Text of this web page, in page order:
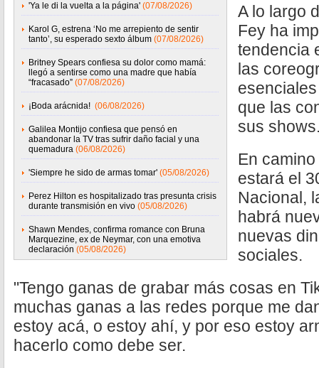
'Ya le di la vuelta a la página' (07/08/2026)
Karol G, estrena ‘No me arrepiento de sentir
tanto’, su esperado sexto álbum (07/08/2026)
Britney Spears confiesa su dolor como mamá:
llegó a sentirse como una madre que había
“fracasado” (07/08/2026)
¡Boda arácnida! (06/08/2026)
Galilea Montijo confiesa que pensó en
abandonar la TV tras sufrir daño facial y una
quemadura (06/08/2026)
'Siempre he sido de armas tomar' (05/08/2026)
Perez Hilton es hospitalizado tras presunta crisis
durante transmisión en vivo (05/08/2026)
Shawn Mendes, confirma romance con Bruna
Marquezine, ex de Neymar, con una emotiva
declaración (05/08/2026)
A lo largo
Fey ha
tendencia
las
que las
sus
En
estará el
Nacional,
habrá
nuevas
sociales.
"Tengo ganas de grabar más cosas en
muchas ganas a las redes porque me
estoy acá, o estoy ahí, y por eso estoy
hacerlo como debe ser.